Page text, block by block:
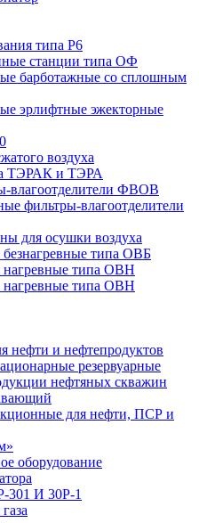
типа Р6
станции типа ОФ
барботажные со сплошным
эрлифтные эжекторные
воздуха
ТЭРАК и ТЭРА
влагоотделители ФВОВ
фильтры-влагоотделители
для осушки воздуха
типа ОВБ
нагревные типа ОВН
нагревные типа ОВН
нефти и нефтепродуктов
резервуарные
нефтяных скважин
для нефти, ПСР и
оборудование
301 И 30Р-1